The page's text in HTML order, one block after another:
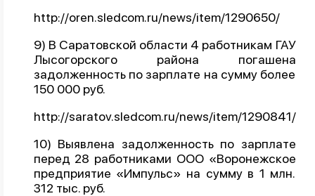
http://oren.sledcom.ru/news/item/1290650/
9) В Саратовской области 4 работникам ГАУ
Лысогорского района погашена
задолженность по зарплате на сумму более
150 000 руб.
http://saratov.sledcom.ru/news/item/1290841/
10) Выявлена задолженность по зарплате
перед 28 работниками ООО «Воронежское
предприятие «Импульс» на сумму в 1 млн.
312 тыс. руб.